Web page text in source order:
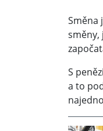
Směna
směny,
S
a to